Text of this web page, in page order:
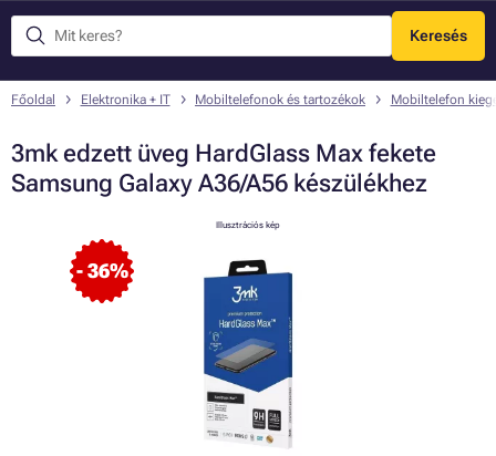
Keresés
Menü
Főoldal Elektronika + IT Mobiltelefonok és tartozékok Mobiltelefon
3mk edzett üveg HardGlass Max fekete
Samsung Galaxy A36/A56 készülékhez
- 36%
Illusztrációs kép